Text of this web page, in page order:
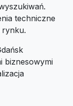
techniczne
rynku.
biznesowymi